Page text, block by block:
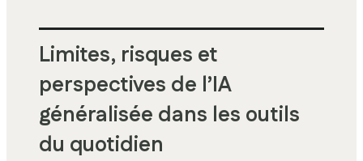
Limites, risques et
perspectives de l’IA
généralisée dans les outils
du quotidien